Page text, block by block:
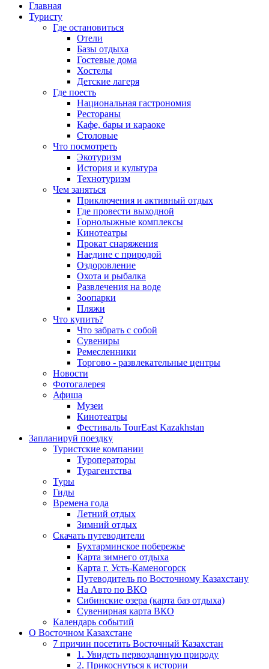
Главная
Туристу
Где остановиться
Отели
Базы отдыха
Гостевые дома
Хостелы
Детские лагеря
Где поесть
Национальная гастрономия
Рестораны
Кафе, бары и караоке
Столовые
Что посмотреть
Экотуризм
История и культура
Технотуризм
Чем заняться
Приключения и активный отдых
Где провести выходной
Горнолыжные комплексы
Кинотеатры
Прокат снаряжения
Наедине с природой
Оздоровление
Охота и рыбалка
Развлечения на воде
Зоопарки
Пляжи
Что купить?
Что забрать с собой
Сувениры
Ремесленники
Торгово - развлекательные центры
Новости
Фотогалерея
Афиша
Музеи
Кинотеатры
Фестиваль TourEast Kazakhstan
Запланируй поездку
Туристские компании
Туроператоры
Турагентства
Туры
Гиды
Времена года
Летний отдых
Зимний отдых
Скачать путеводители
Бухтарминское побережье
Карта зимнего отдыха
Карта г. Усть-Каменогорск
Путеводитель по Восточному Казахстану
На Авто по ВКО
Сибинские озера (карта баз отдыха)
Сувенирная карта ВКО
Календарь событий
О Восточном Казахстане
7 причин посетить Восточный Казахстан
1. Увидеть первозданную природу
2. Прикоснуться к истории